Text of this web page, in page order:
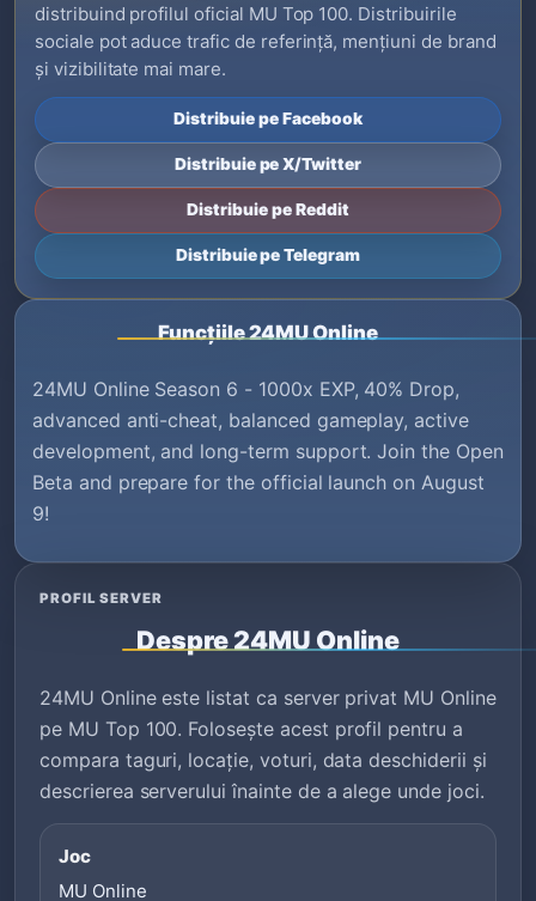
distribuind profilul oficial MU Top 100. Distribuirile
sociale pot aduce trafic de referință, mențiuni de brand
și vizibilitate mai mare.
Distribuie pe Facebook
Distribuie pe X/Twitter
Distribuie pe Reddit
Distribuie pe Telegram
Funcțiile 24MU Online
24MU Online Season 6 - 1000x EXP, 40% Drop,
advanced anti-cheat, balanced gameplay, active
development, and long-term support. Join the Open
Beta and prepare for the official launch on August
9!
PROFIL SERVER
Despre 24MU Online
24MU Online este listat ca server privat MU Online
pe MU Top 100. Folosește acest profil pentru a
compara taguri, locație, voturi, data deschiderii și
descrierea serverului înainte de a alege unde joci.
Joc
MU Online